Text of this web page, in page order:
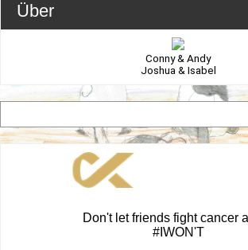
Über
Conny & Andy
Joshua & Isabel
Don't let friends fight cancer
#IWON'T